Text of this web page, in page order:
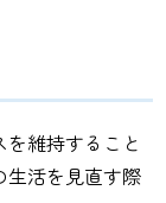
維持すること
生活を見直す際